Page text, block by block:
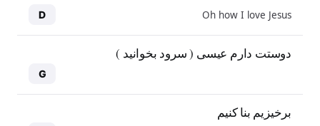
Oh how I love Jesus
D
دوستت دارم عیسی ( سرود بخوانید )
G
برخیزیم بنا کنیم